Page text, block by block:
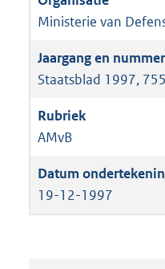
Ministerie van
Staatsblad 1997, 755
AMvB
19-12-1997